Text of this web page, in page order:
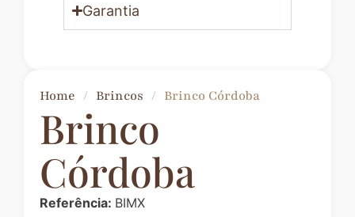
Garantia
Home / Brincos / Brinco Córdoba
Brinco
Córdoba
Referência: BIMX